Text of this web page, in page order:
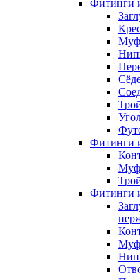
Фитинги
Фитинги
Фитинги